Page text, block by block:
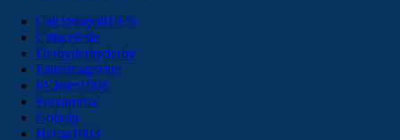
Calcionapoli1926
Cittaceleste
Derbyderbyderby
Fantamagazine
FCInter1908
Forzaroma
Golssip
Hellas1903